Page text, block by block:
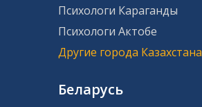
Психологи Караганды
Психологи Актобе
Другие города Казахстана
Беларусь